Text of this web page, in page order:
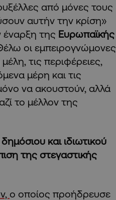
από μόνες τους
αυτήν την κρίση»
έναρξη της Ευρωπαϊκής
οι εμπειρογνώμονες
τις περιφέρειες,
μέρη και τις
να ακουστούν, αλλά
το μέλλον της
και ιδιωτικού
της στεγαστικής
ο οποίος προήδρευσε